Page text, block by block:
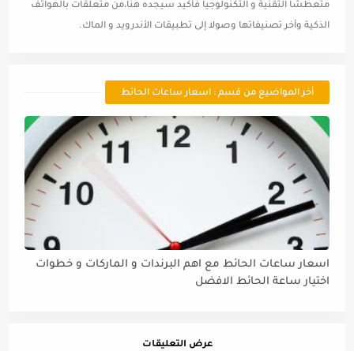
متعطشا التقنية و التكنولوجيا فأكيد سيجده هنا،من متعلقات بالهواتف
الذكية وأخر تصنيفاتها وصولا إلى تطبيقات الأندرويد و الماك.
أخر المواضيع من قسم : اسعار ساعات الحائط
اسعار ساعات الحائط مع اهم البرندات و الماركات و خطوات
اختيار ساعة الحائط الافضل
عرض التعليقات